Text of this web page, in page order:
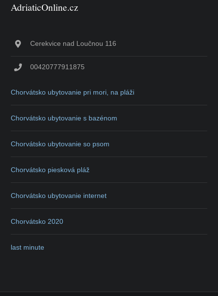
AdriaticOnline.cz
Cerekvice nad Loučnou 116
00420777911875
Chorvátsko ubytovanie pri mori, na pláži
Chorvátsko ubytovanie s bazénom
Chorvátsko ubytovanie so psom
Chorvátsko piesková pláž
Chorvátsko ubytovanie internet
Chorvátsko 2020
last minute